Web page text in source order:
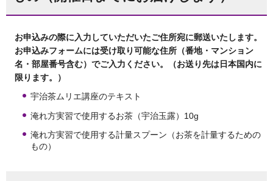
お申込みの際に入力していただいたご住所宛に郵送いたします。
お申込みフォームには受け取り可能な住所（番地・マンション
名・部屋番号含む）でご入力ください。（お送り先は日本国内に
限ります。）
宇治茶ムリエ講座のテキスト
淹れ方実習で使用するお茶（宇治玉露）10g
淹れ方実習で使用する計量スプーン（お茶を計量するための
もの）